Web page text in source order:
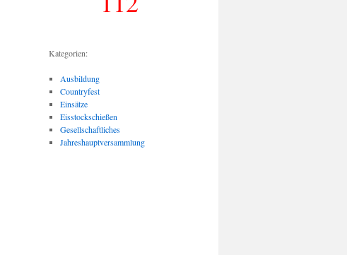
Kategorien:
Ausbildung
Countryfest
Einsätze
Eisstockschießen
Gesellschaftliches
Jahreshauptversammlung